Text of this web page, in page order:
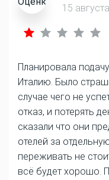
15
Планировала
Италию. Было
случае чего не
отказ, и потерять
сказали что они
отелей за
переживать не
всё будет хорошо.